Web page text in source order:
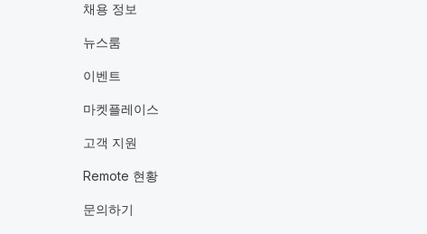
채용 정보
뉴스룸
이벤트
마켓플레이스
고객 지원
Remote 현황
문의하기